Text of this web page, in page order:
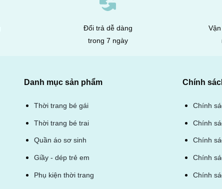
Đổi trả dễ dàng
trong 7 ngày
Danh mục sản phẩm
Thời trang bé gái
Thời trang bé trai
Quần áo sơ sinh
Giầy - dép trẻ em
Phụ kiện thời trang
Chính
Chính
Chính
Chính
Chính
Chính